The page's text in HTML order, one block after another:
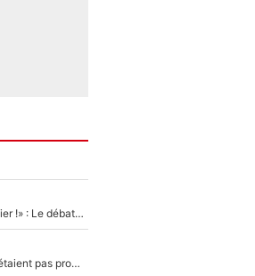
«Admets que tu t'es trompé sur Lucas Chevalier !» : Le débat sur le gardien du PSG vire au clash à l'After Foot
Zinédine Zidane et Didier Deschamps : «Ils n’étaient pas proches», les confidences d’un membre de l’équipe de France 1998 sur leur relation spéciale